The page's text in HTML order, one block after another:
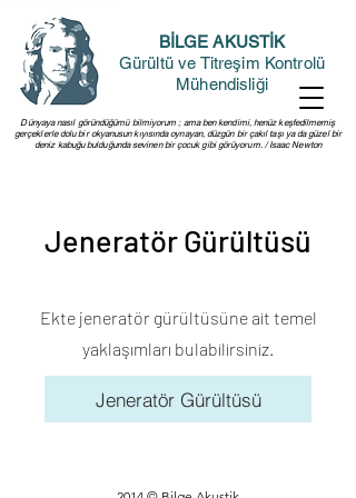
BİLGE AKUSTİK
Gürültü ve Titreşim Kontrolü
Mühendisliği
Dünyaya nasıl göründüğümü bilmiyorum ; ama ben kendimi, henüz keşfedilmemiş
gerçeklerle dolu bir okyanusun kıyısında oynayan, düzgün bir çakıl taşı ya da güzel bir
deniz kabuğu bulduğunda sevinen bir çocuk gibi görüyorum. / Isaac Newton
Jeneratör Gürültüsü
Ekte jeneratör gürültüsüne ait temel
yaklaşımları bulabilirsiniz.
Jeneratör Gürültüsü